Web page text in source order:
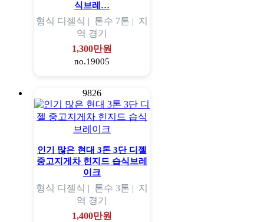
식브레…
형식 디젤식 | 톤수 7톤 | 지
역 경기
1,300만원
no.19005
9826
인기 많은 현대 3톤 3단 디젤
중고지게차 힌지드 습식브레
이크
형식 디젤식 | 톤수 3톤 | 지
역 경기
1,400만원